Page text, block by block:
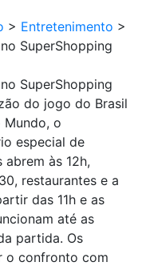
> Entretenimento >
SuperShopping
SuperShopping
do jogo do Brasil
o
especial de
às 12h,
restaurantes e a
das 11h e as
até as
partida. Os
o confronto com